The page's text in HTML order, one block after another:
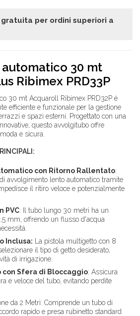
per ordini superiori a
30 mt
Ribimex PRD33P
30 mt Acquaroll Ribimex PRD32P è
efficiente e funzionale per la gestione
e spazi esterni. Progettato con una
questo avvolgitubo offre
e sicura.
con Ritorno Rallentato:
avvolgimento lento automatico tramite
il ritiro veloce e potenzialmente
PVC: Il tubo lungo 30 metri ha un
mm, offrendo un flusso d'acqua
Inclusa: La pistola multigetto con 8
il tipo di getto desiderato,
di irrigazione.
con Sfera di Bloccaggio: Assicura
e veloce del tubo, evitando perdite
da 2 Metri: Comprende un tubo di
rapido e presa rubinetto standard